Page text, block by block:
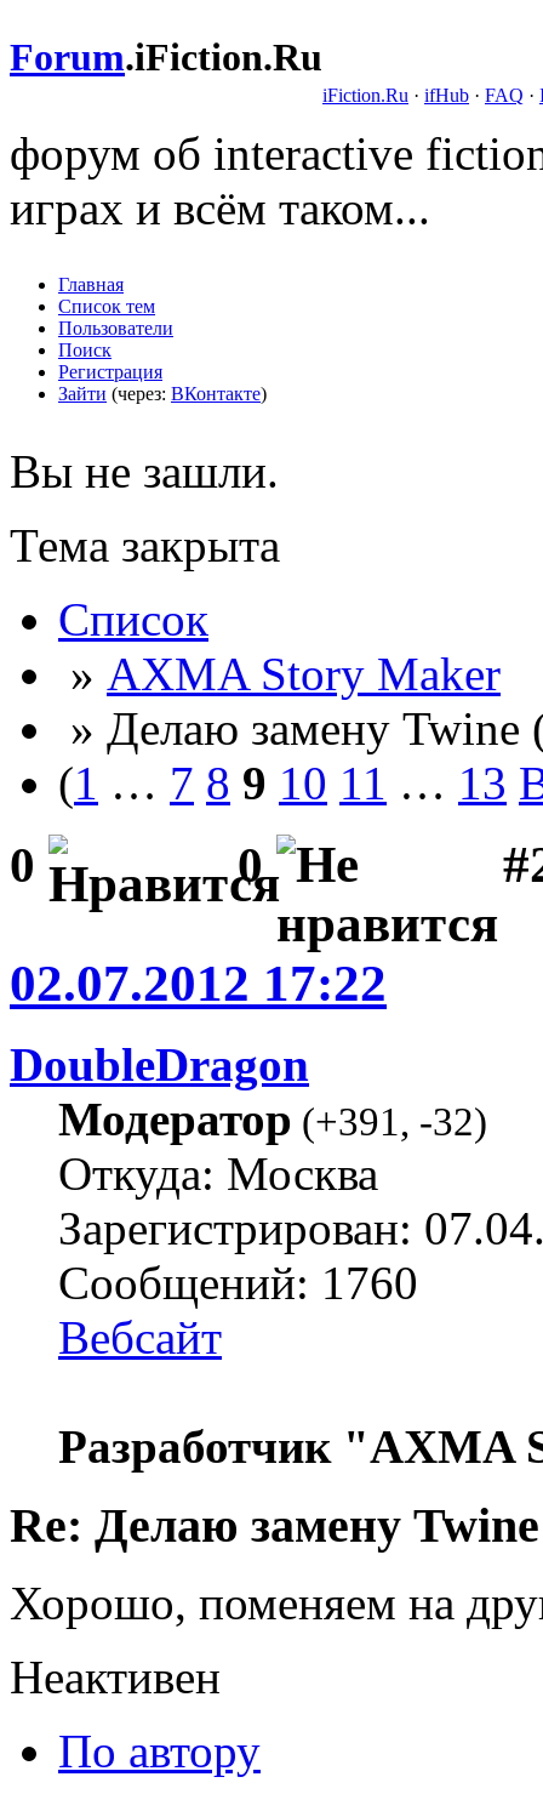
Forum.iFiction.Ru
iFiction.Ru · ifHub · FAQ ·
форум об interactive
играх и всём таком...
Главная
Список тем
Пользователи
Поиск
Регистрация
Зайти (через: ВКонтакте)
Вы не зашли.
Тема закрыта
Список
» AXMA Story Maker
» Делаю замену Twine
(1 … 7 8 9 10 11 … 13
0 0
02.07.2012 17:22
DoubleDragon
Модератор (+391, -32)
Откуда: Москва
Зарегистрирован:
Сообщений: 1760
Вебсайт
Разработчик "AXMA
Re: Делаю замену
Хорошо, поменяем на
Неактивен
По автору